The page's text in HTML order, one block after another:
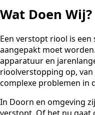
Wat Doen Wij?
Een verstopt riool is
aangepakt moet
apparatuur en
rioolverstopping op,
complexe problemen in
In Doorn en omgeving